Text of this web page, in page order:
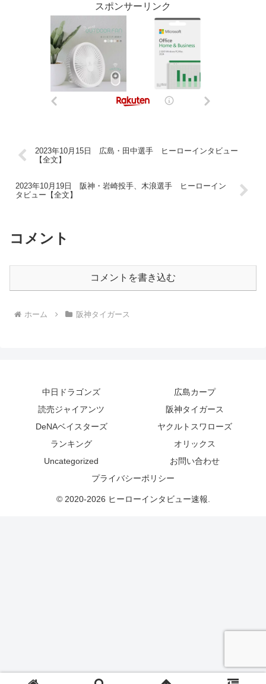
スポンサーリンク
2023年10月15日 広島・田中選手 ヒーローインタビュー
【全文】
2023年10月19日 阪神・岩崎投手、木浪選手 ヒーローイン
タビュー【全文】
コメント
コメントを書き込む
ホーム 阪神タイガース
中日ドラゴンズ
広島カープ
読売ジャイアンツ
阪神タイガース
DeNAベイスターズ
ヤクルトスワローズ
ランキング
オリックス
Uncategorized
お問い合わせ
プライバシーポリシー
© 2020-2026 ヒーローインタビュー速報.